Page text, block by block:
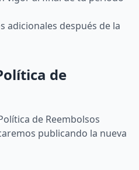
adicionales después de la
de
de Reembolsos
publicando la nueva